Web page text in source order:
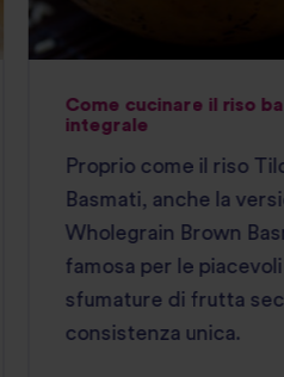
Come cucinare il riso
integrale
Proprio come il riso
Basmati, anche la
Wholegrain Brown
famosa per le piacevoli
sfumature di frutta
consistenza unica.